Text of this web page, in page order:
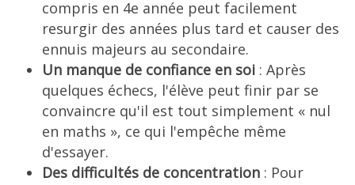
compris en 4e année peut facilement
resurgir des années plus tard et causer des
ennuis majeurs au secondaire.
Un manque de confiance en soi : Après
quelques échecs, l'élève peut finir par se
convaincre qu'il est tout simplement « nul
en maths », ce qui l'empêche même
d'essayer.
Des difficultés de concentration : Pour